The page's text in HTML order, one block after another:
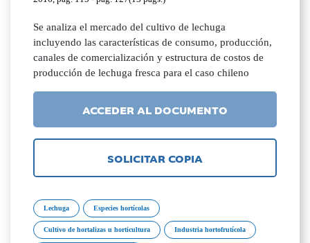
Se analiza el mercado del cultivo de lechuga
incluyendo las características de consumo, producción,
canales de comercialización y estructura de costos de
producción de lechuga fresca para el caso chileno
ACCEDER AL DOCUMENTO
SOLICITAR COPIA
Lechuga Especies hortícolas
Cultivo de hortalizas u horticultura Industria hortofrutícola